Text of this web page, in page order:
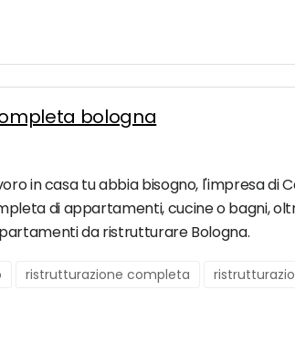
bologna
in casa tu abbia bisogno, l'impresa di
di appartamenti, cucine o bagni,
da ristrutturare Bologna.
ristrutturazione completa